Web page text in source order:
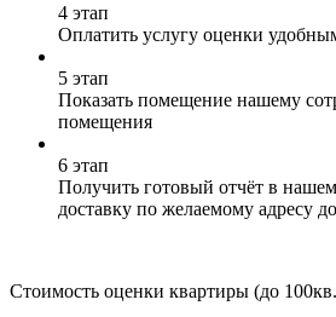
4 этап
Оплатить услугу оценки
5 этап
Показать помещение нашему
помещения
6 этап
Получить готовый отчёт в
доставку по желаемому адресу
Стоимость оценки квартиры (до